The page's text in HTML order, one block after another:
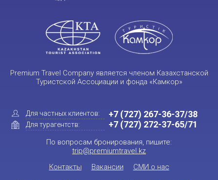
Premium Travel Company является членом Казахстанской
Туристской Ассоциации и фонда «Камкор»
Для частных клиентов:
Для турагентств:
+7 (727) 267-36-37/38
+7 (727) 272-37-65/71
По вопросам бронирования, пишите:
trip@premiumtravel.kz
Контакты
Вакансии СМИ о нас